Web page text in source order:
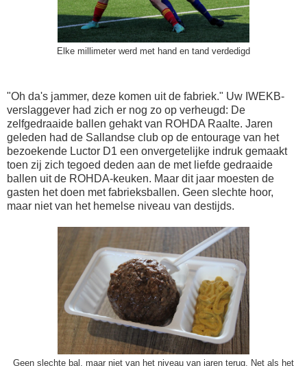
Elke millimeter werd met hand en tand verdedigd
"Oh da's jammer, deze komen uit de fabriek." Uw IWEKB-
verslaggever had zich er nog zo op verheugd: De
zelfgedraaide ballen gehakt van ROHDA Raalte. Jaren
geleden had de Sallandse club op de entourage van het
bezoekende Luctor D1 een onvergetelijke indruk gemaakt
toen zij zich tegoed deden aan de met liefde gedraaide
ballen uit de ROHDA-keuken. Maar dit jaar moesten de
gasten het doen met fabrieksballen. Geen slechte hoor,
maar niet van het hemelse niveau van destijds.
Geen slechte bal, maar niet van het niveau van jaren terug. Net als het